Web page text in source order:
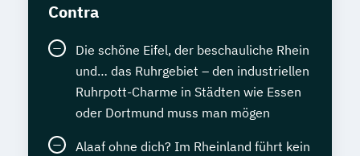
Contra
Die schöne Eifel, der beschauliche Rhein
und… das Ruhrgebiet – den industriellen
Ruhrpott-Charme in Städten wie Essen
oder Dortmund muss man mögen
Alaaf ohne dich? Im Rheinland führt kein